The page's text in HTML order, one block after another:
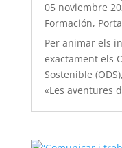
05 noviembre
Formación,
Per animar els
exactament els
Sostenible
«Les aventures